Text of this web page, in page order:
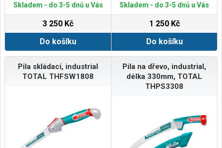
Skladem - do 3-5 dnů u Vás
3 250 Kč
Do košíku
Skladem - do 3-5 dnů u Vás
1 250 Kč
Do košíku
Pila skládací, industrial
TOTAL THFSW1808
Pila na dřevo, industrial,
délka 330mm, TOTAL
THPS3308